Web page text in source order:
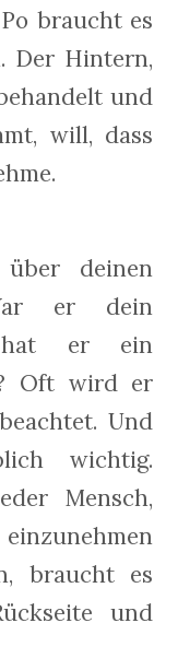
braucht es
Der Hintern,
und
will, dass
deinen
er dein
hat er ein
Oft wird er
Und
wichtig.
Mensch,
braucht es
und